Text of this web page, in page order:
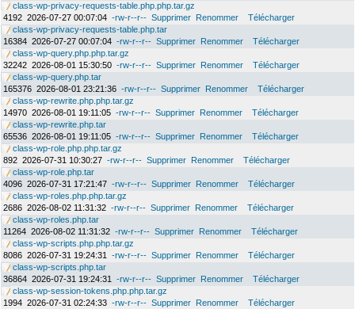
class-wp-privacy-requests-table.php.php.tar.gz
4192 2026-07-27 00:07:04 -rw-r--r-- Supprimer Renommer
Télécharger
class-wp-privacy-requests-table.php.tar
16384 2026-07-27 00:07:04 -rw-r--r-- Supprimer Renommer
Télécharger
class-wp-query.php.php.tar.gz
32242 2026-08-01 15:30:50 -rw-r--r-- Supprimer Renommer
Télécharger
class-wp-query.php.tar
165376 2026-08-01 23:21:36 -rw-r--r-- Supprimer Renommer
Télécharger
class-wp-rewrite.php.php.tar.gz
14970 2026-08-01 19:11:05 -rw-r--r-- Supprimer Renommer
Télécharger
class-wp-rewrite.php.tar
65536 2026-08-01 19:11:05 -rw-r--r-- Supprimer Renommer
Télécharger
class-wp-role.php.php.tar.gz
892 2026-07-31 10:30:27 -rw-r--r-- Supprimer Renommer
Télécharger
class-wp-role.php.tar
4096 2026-07-31 17:21:47 -rw-r--r-- Supprimer Renommer
Télécharger
class-wp-roles.php.php.tar.gz
2686 2026-08-02 11:31:32 -rw-r--r-- Supprimer Renommer
Télécharger
class-wp-roles.php.tar
11264 2026-08-02 11:31:32 -rw-r--r-- Supprimer Renommer
Télécharger
class-wp-scripts.php.php.tar.gz
8086 2026-07-31 19:24:31 -rw-r--r-- Supprimer Renommer
Télécharger
class-wp-scripts.php.tar
36864 2026-07-31 19:24:31 -rw-r--r-- Supprimer Renommer
Télécharger
class-wp-session-tokens.php.php.tar.gz
1994 2026-07-31 02:24:33 -rw-r--r-- Supprimer Renommer Télécharger